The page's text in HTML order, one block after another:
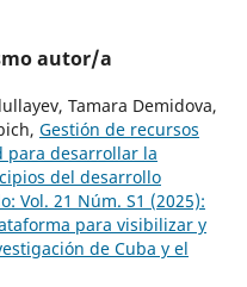
autor/a
Tamara Demidova,
Gestión de recursos
para desarrollar la
del desarrollo
Vol. 21 Núm. S1 (2025):
para visibilizar y
de Cuba y el